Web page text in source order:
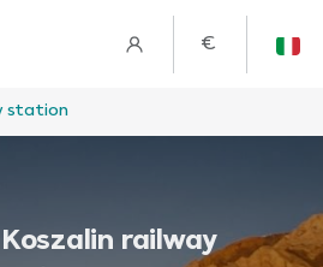
€
station
railway